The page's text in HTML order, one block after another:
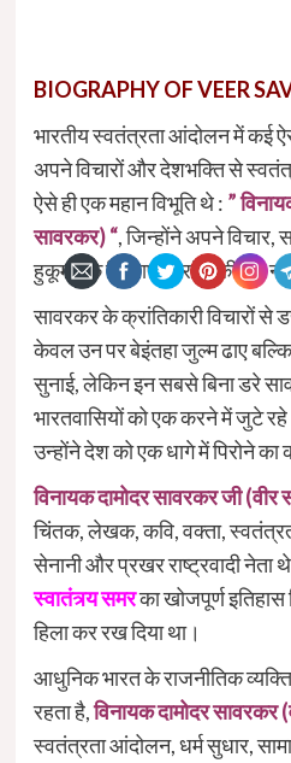
BIOGRAPHY OF VEER
भारतीय स्वतंत्रता आंदोलन में कई
अपने विचारों और देशभक्ति से
ऐसे ही एक महान विभूति थे : ”
सावरकर) “, जिन्होंने अपने
हुकूमत के खिलाफ क्रांति की एक
सावरकर के क्रांतिकारी विचारों
केवल उन पर बेइंतहा जुल्म ढाए
सुनाई, लेकिन इन सबसे बिना डरे
भारतवासियों को एक करने में जुटे
उन्होंने देश को एक धागे में पिरोने का
विनायक दामोदर सावरकर जी (वीर
चिंतक, लेखक, कवि, वक्ता,
सेनानी और प्रखर राष्ट्रवादी नेता
स्वातंत्र्य समरका खोजपूर्ण
हिला कर रख दिया था।
आधुनिक भारत के राजनीतिक
रहता है,विनायक दामोदर सावरकर
स्वतंत्रता आंदोलन, धर्म सुधार,